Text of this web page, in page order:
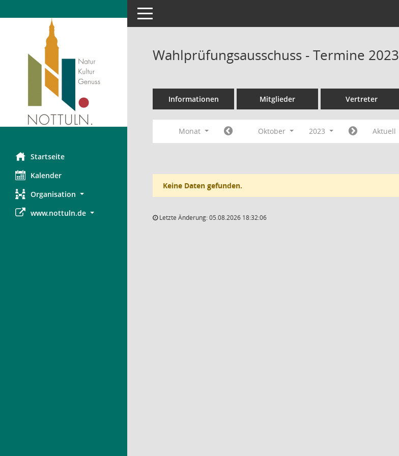
Startseite
Kalender
Organisation
www.nottuln.de
Toggle navigation
Wahlprüfungsausschuss - Termine 2023
Informationen Mitglieder Vertreter
Monat Oktober 2023 Aktuell
Keine Daten gefunden.
Letzte Änderung: 05.08.2026 18:32:06